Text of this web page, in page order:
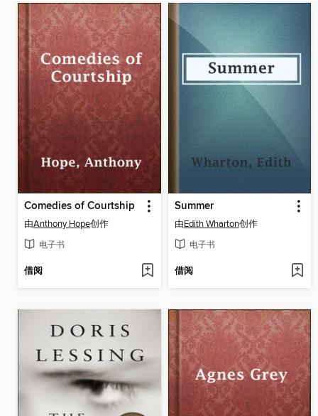
Comedies of Courtship
由Anthony Hope创作
电子书
借阅
Summer
由Edith Wharton创作
电子书
借阅